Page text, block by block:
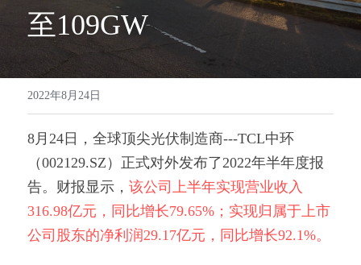
至109GW
2022年8月24日
8月24日，全球顶尖光伏制造商---TCL中环
（002129.SZ）正式对外发布了2022年半年度报
告。财报显示， 该公司上半年实现营业收入
316.98亿元，同比增长79.65%；实现归属于上市
公司股东的净利润29.17亿元，同比增长92.1%。